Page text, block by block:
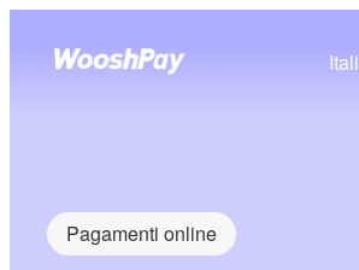
Pagamenti online